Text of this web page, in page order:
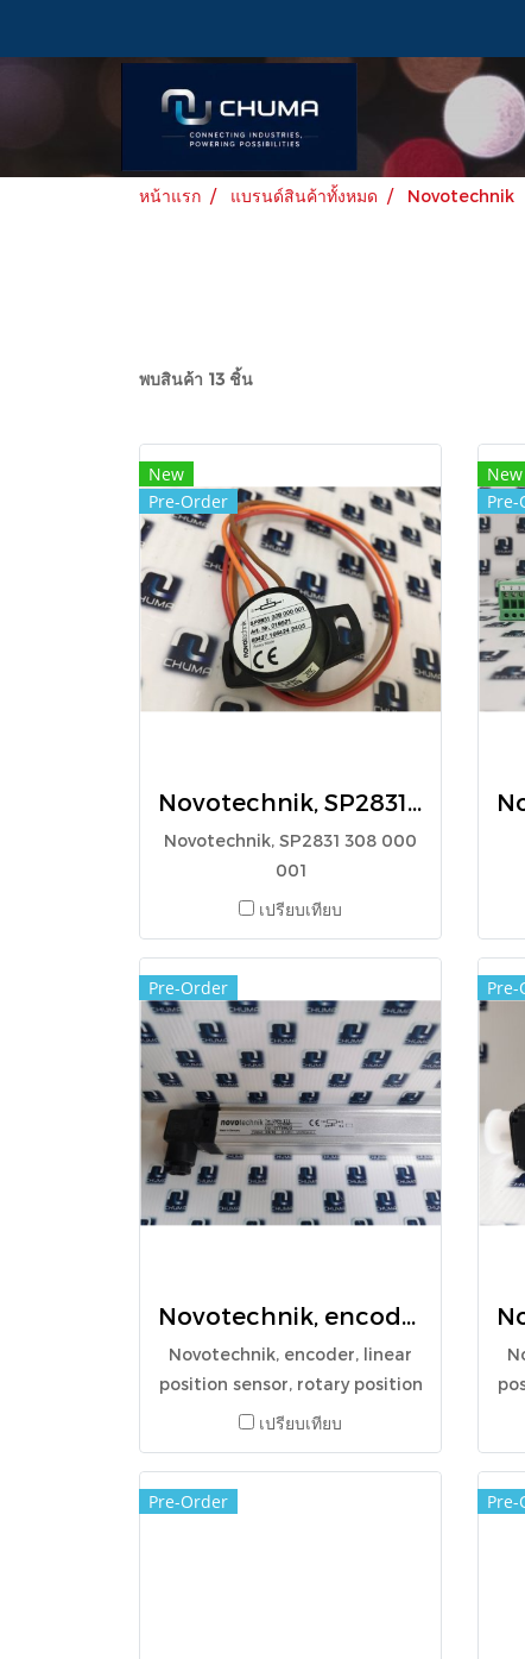
หน้าแรก แบรนด์สินค้าทั้งหมด Novotechnik
พบสินค้า 13 ชิ้น
New
Pre-Order
Novotechnik, SP2831 308 000 001
Novotechnik, SP2831 308 000
001
เปรียบเทียบ
New
Pre-Order
Novotechnik, encoder, linear position sensor, rotary position sensor, angle sensor, LWH-0175, LWH-175
Novotechnik, encoder, linear
position sensor, rotary position
sensor, angle sensor, LWH-
เปรียบเทียบ
Pre-Order